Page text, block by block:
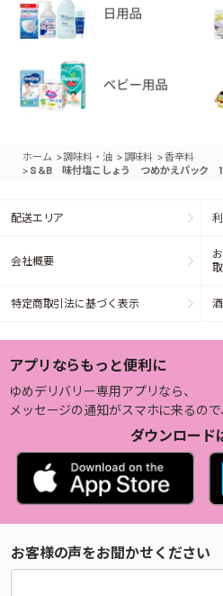
ホーム >調味料・油 >調味料 >香辛料
> S＆B 味付塩こしょう つめかえパック
配送エリア
会社概要
特定商取引法に基づく表示
アプリならもっと便利に
ゆめデリバリー専用アプリなら、
メッセージの通知がスマホに来るので
ダウンロード
お客様の声をお聞かせください